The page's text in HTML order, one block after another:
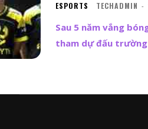
ESPORTS TECHADMIN -
Sau 5 năm vắng
tham dự đấu